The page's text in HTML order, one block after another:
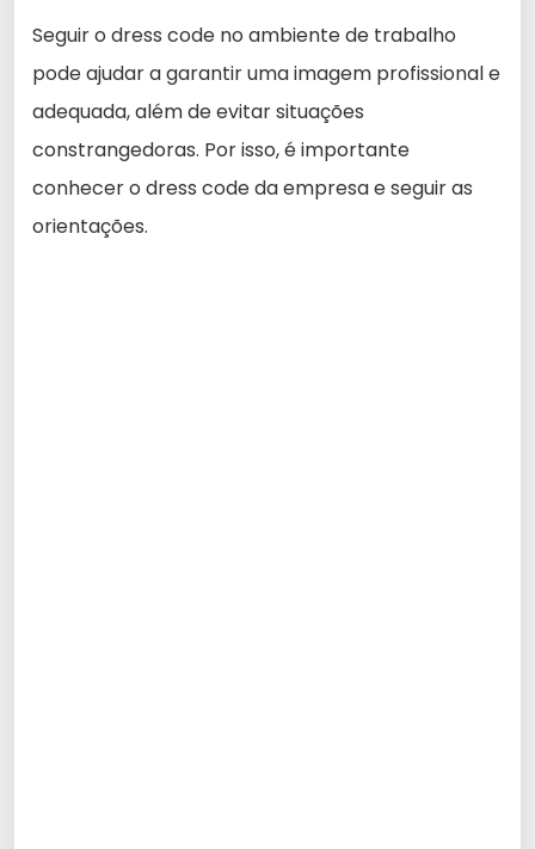
Seguir o dress code no ambiente de trabalho
pode ajudar a garantir uma imagem profissional e
adequada, além de evitar situações
constrangedoras. Por isso, é importante
conhecer o dress code da empresa e seguir as
orientações.